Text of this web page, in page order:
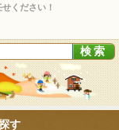
ください！
す